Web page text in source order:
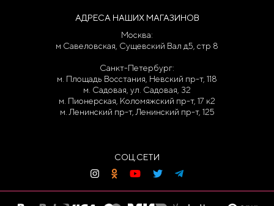
АДРЕСА НАШИХ МАГАЗИНОВ
Москва:
м Савеловская, Сущевский Вал д5, стр 8
Санкт-Петербург:
м. Площадь Восстания, Невский пр-т, 118
м. Садовая, ул. Садовая, 32
м. Пионерская, Коломяжский пр-т, 17 к2
м. Ленинский пр-т, Ленинский пр-т, 125
СОЦ.СЕТИ